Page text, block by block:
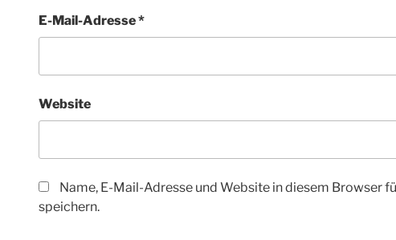
E-Mail-Adresse*
Website
Name, E-Mail-Adresse und Website in diesem Browser
speichern.